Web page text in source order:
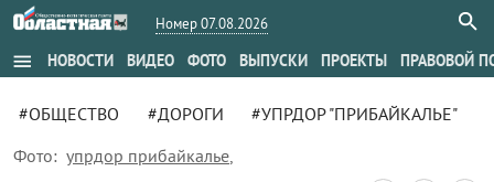
Номер 07.08.2026
menu НОВОСТИ ВИДЕО ФОТО ВЫПУСКИ ПРОЕКТЫ ПРАВОВОЙ
#ОБЩЕСТВО #ДОРОГИ
#УПРДОР "ПРИБАЙКАЛЬЕ"
Фото: упрдор прибайкалье,